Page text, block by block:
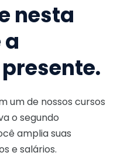
nesta
a
um de nossos cursos
o segundo
amplia suas
e salários.